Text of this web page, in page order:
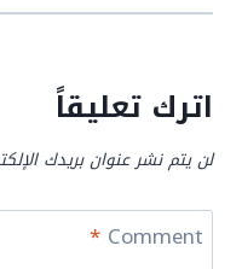
اترك تعليقاً
لن يتم نشر عنوان بريدك
Comment
*